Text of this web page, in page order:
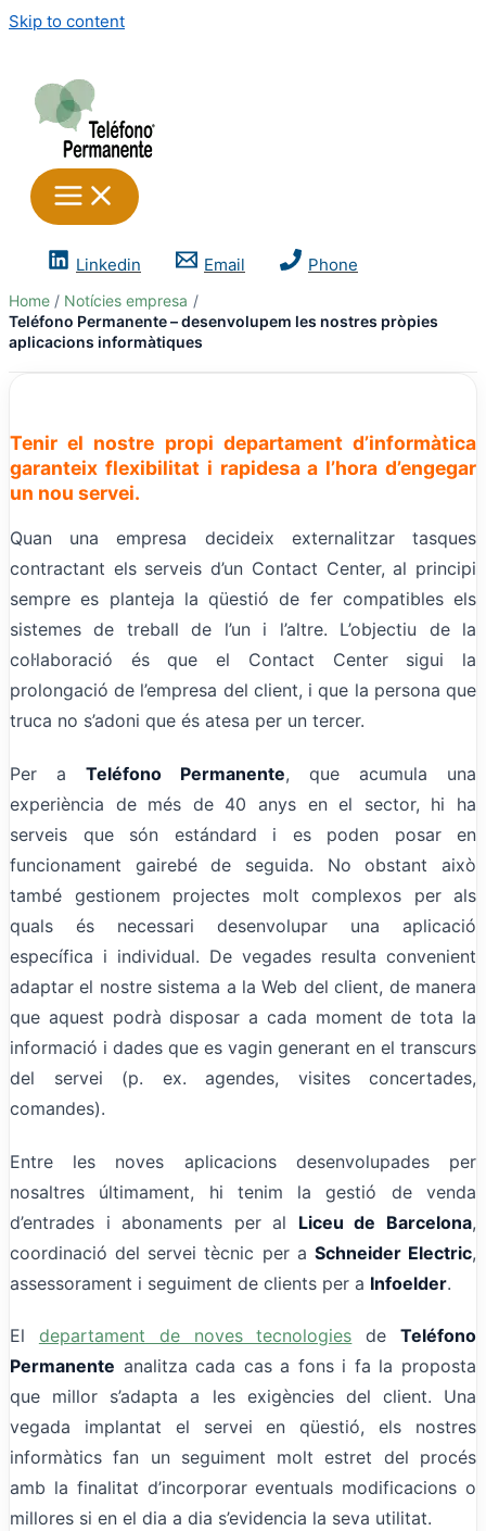
Skip to content
Linkedin Email Phone
Home
Notícies empresa
Teléfono Permanente – desenvolupem les nostres pròpies
aplicacions informàtiques
Tenir el nostre propi departament d’informàtica
garanteix flexibilitat i rapidesa a l’hora d’engegar
un nou servei.
Quan una empresa decideix externalitzar tasques
contractant els serveis d’un Contact Center, al principi
sempre es planteja la qüestió de fer compatibles els
sistemes de treball de l’un i l’altre. L’objectiu de la
col·laboració és que el Contact Center sigui la
prolongació de l’empresa del client, i que la persona que
truca no s’adoni que és atesa per un tercer.
Per a Teléfono Permanente, que acumula una
experiència de més de 40 anys en el sector, hi ha
serveis que són estándard i es poden posar en
funcionament gairebé de seguida. No obstant això
també gestionem projectes molt complexos per als
quals és necessari desenvolupar una aplicació
específica i individual. De vegades resulta convenient
adaptar el nostre sistema a la Web del client, de manera
que aquest podrà disposar a cada moment de tota la
informació i dades que es vagin generant en el transcurs
del servei (p. ex. agendes, visites concertades,
comandes).
Entre les noves aplicacions desenvolupades per
nosaltres últimament, hi tenim la gestió de venda
d’entrades i abonaments per al Liceu de Barcelona,
coordinació del servei tècnic per a Schneider Electric,
assessorament i seguiment de clients per a Infoelder.
El departament de noves tecnologies deTeléfono
Permanente analitza cada cas a fons i fa la proposta
que millor s’adapta a les exigències del client. Una
vegada implantat el servei en qüestió, els nostres
informàtics fan un seguiment molt estret del procés
amb la finalitat d’incorporar eventuals modificacions o
millores si en el dia a dia s’evidencia la seva utilitat.